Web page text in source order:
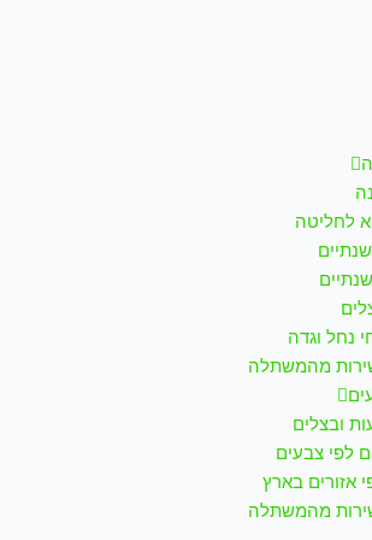
לחליטה
נחל וגדה
מהמשתלה
ובצלים
לפי צבעים
אזורים בארץ
מהמשתלה